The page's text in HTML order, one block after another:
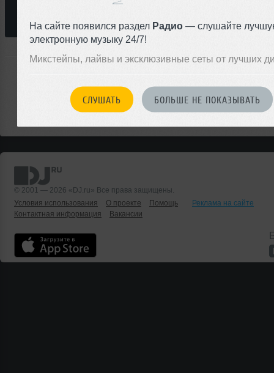
На сайте появился раздел Радио — слушайте
электронную музыку 24/7!
Микстейпы, лайвы и эксклюзивные сеты от лучших
СЛУШАТЬ БОЛЬШЕ НЕ ПОКАЗЫВАТЬ
ближайшем будущем нас не ожидает.
Или мы о чем-то не знаем? ДОБАВИТЬ СОБЫТИЕ
© 2001 — 2026 «DJ.ru» Все права защищены.
Условия использования
О проекте Помощь
Реклама на сайте
Контактная информация
Вакансии